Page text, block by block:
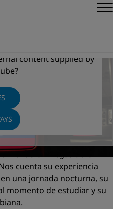
encuentro
content supplied by
?
de la modalidad
Mazuera Villegas de la
cuenta su experiencia
una jornada nocturna, su
momento de estudiar y su